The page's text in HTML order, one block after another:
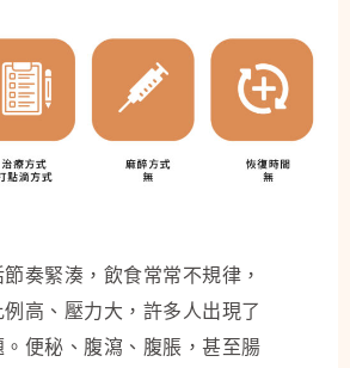
奏緊湊，飲食常常不規律，
高、壓力大，許多人出現了
便秘、腹瀉、腹脹，甚至腸